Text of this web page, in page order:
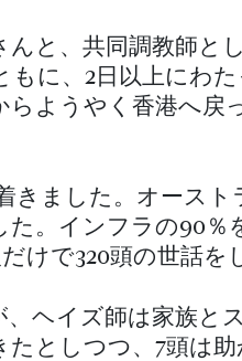
と、共同調教師と
もに、2日以上にわ
ようやく香港へ戻
きました。オース
た。インフラの90％
けで320頭の世話を
ヘイズ師は家族と
としつつ、7頭は